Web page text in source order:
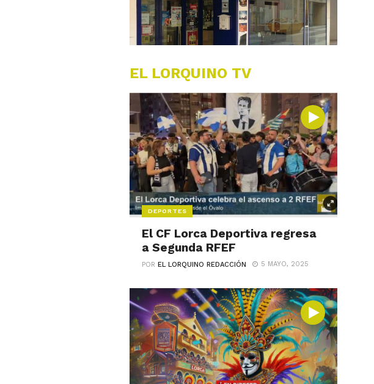
EL LORQUINO TV
DEPORTES
El CF Lorca Deportiva regresa
a Segunda RFEF
POREL LORQUINO REDACCIÓN 5 MAYO, 2025